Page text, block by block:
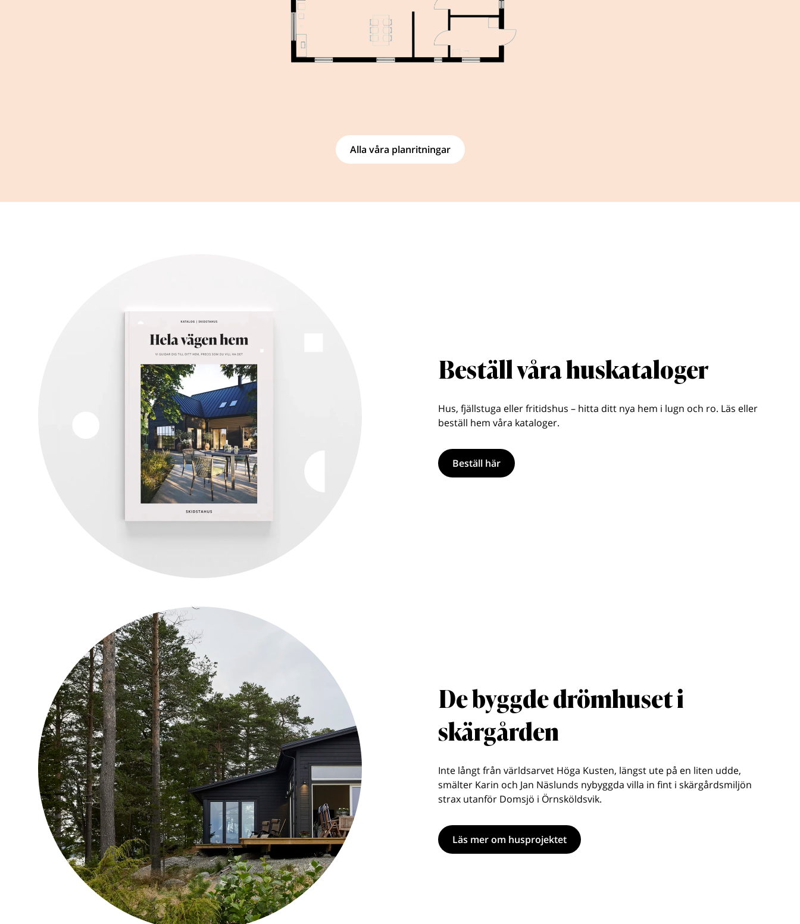
Alla våra planritningar
Beställ våra huskataloger
Hus, fjällstuga eller fritidshus – hitta ditt nya hem i lugn och ro. Läs eller
beställ hem våra kataloger.
Beställ här
De byggde drömhuset i
skärgården
Inte långt från världsarvet Höga Kusten, längst ute på en liten udde,
smälter Karin och Jan Näslunds nybyggda villa in fint i skärgårdsmiljön
strax utanför Domsjö i Örnsköldsvik.
Läs mer om husprojektet